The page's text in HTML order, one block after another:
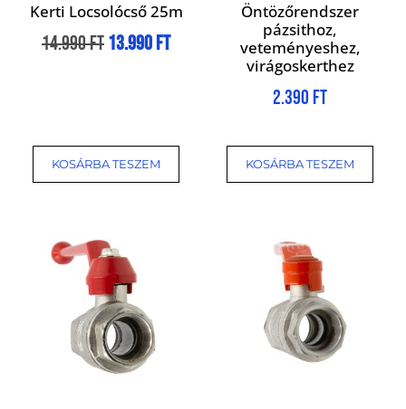
Kerti Locsolócső 25m
14.990Ft13.990Ft
KOSÁRBA TESZEM
Öntözőrendszer
pázsithoz,
veteményeshez,
virágoskerthez
2.390 Ft
KOSÁRBA TESZEM